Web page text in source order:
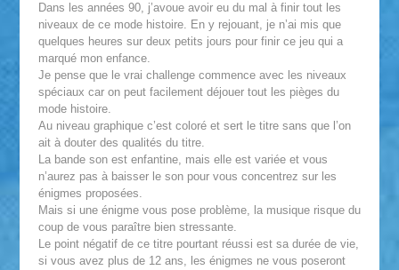
Dans les années 90, j’avoue avoir eu du mal à finir tout les
niveaux de ce mode histoire. En y rejouant, je n’ai mis que
quelques heures sur deux petits jours pour finir ce jeu qui a
marqué mon enfance.
Je pense que le vrai challenge commence avec les niveaux
spéciaux car on peut facilement déjouer tout les pièges du
mode histoire.
Au niveau graphique c’est coloré et sert le titre sans que l’on
ait à douter des qualités du titre.
La bande son est enfantine, mais elle est variée et vous
n’aurez pas à baisser le son pour vous concentrez sur les
énigmes proposées.
Mais si une énigme vous pose problème, la musique risque du
coup de vous paraître bien stressante.
Le point négatif de ce titre pourtant réussi est sa durée de vie,
si vous avez plus de 12 ans, les énigmes ne vous poseront